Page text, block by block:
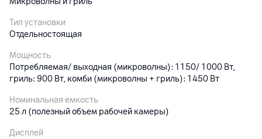
Тип установки
Отдельностоящая
Мощность
Потребляемая/ выходная (микроволны): 1150/ 1000 Вт,
гриль: 900 Вт, комби (микроволны + гриль): 1450 Вт
Номинальная емкость
25 л (полезный объем рабочей камеры)
Дисплей